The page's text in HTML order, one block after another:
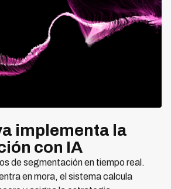
implementa la
con IA
de segmentación en tiempo real.
en mora, el sistema calcula